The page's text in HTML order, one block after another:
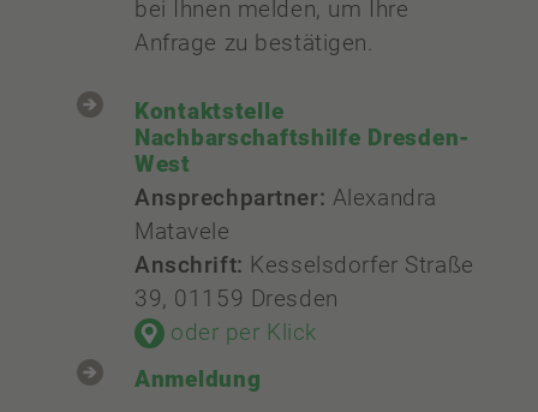
bei Ihnen melden, um Ihre
Anfrage zu bestätigen.
Kontaktstelle
Nachbarschaftshilfe Dresden-
West
Ansprechpartner: Alexandra
Matavele
Anschrift: Kesselsdorfer Straße
39, 01159 Dresden
oder per Klick
Anmeldung